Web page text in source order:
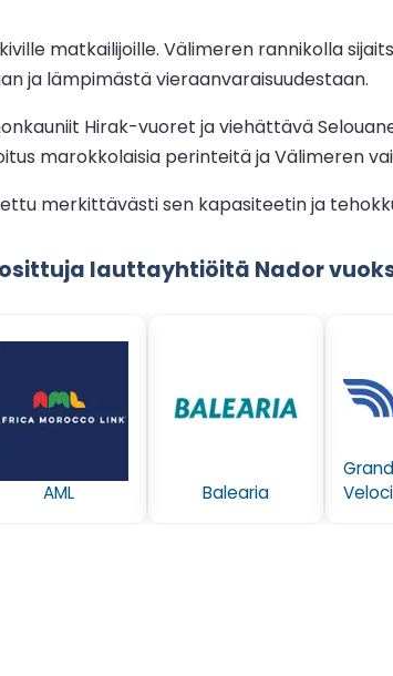
matkailijoille. Välimeren rannikolla
ja lämpimästä vieraanvaraisuudestaan.
Hirak-vuoret ja viehättävä
marokkolaisia perinteitä ja Välimeren
merkittävästi sen kapasiteetin ja
lauttayhtiöitä Nador
AML Balearia
Veloci